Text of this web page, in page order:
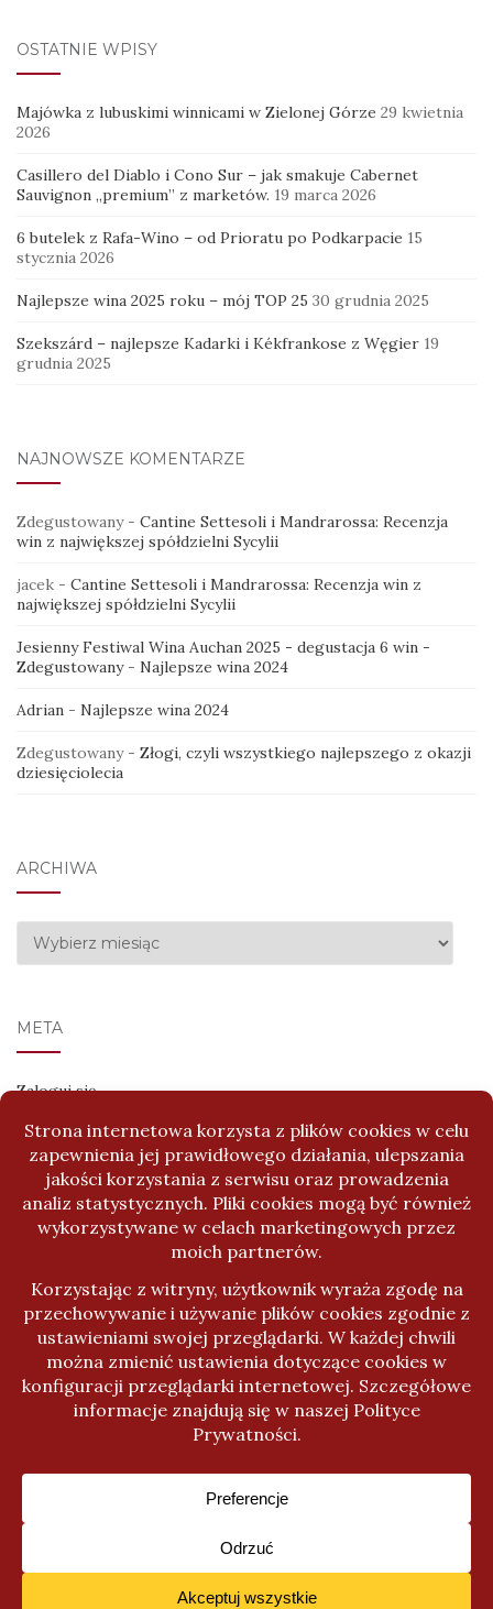
OSTATNIE WPISY
Majówka z lubuskimi winnicami w Zielonej Górze 29 kwietnia
2026
Casillero del Diablo i Cono Sur – jak smakuje Cabernet
Sauvignon „premium” z marketów. 19 marca 2026
6 butelek z Rafa-Wino – od Prioratu po Podkarpacie 15
stycznia 2026
Najlepsze wina 2025 roku – mój TOP 25 30 grudnia 2025
Szekszárd – najlepsze Kadarki i Kékfrankose z Węgier 19
grudnia 2025
NAJNOWSZE KOMENTARZE
Zdegustowany- Cantine Settesoli i Mandrarossa: Recenzja
win z największej spółdzielni Sycylii
jacek - Cantine Settesoli i Mandrarossa: Recenzja win z
największej spółdzielni Sycylii
Jesienny Festiwal Wina Auchan 2025 - degustacja 6 win -
Zdegustowany- Najlepsze wina 2024
Adrian - Najlepsze wina 2024
Zdegustowany- Złogi, czyli wszystkiego najlepszego z okazji
dziesięciolecia
ARCHIWA
Archiwa
META
Zaloguj się
Kanał wpisów
Kanał komentarzy
WordPress.org
Activello Temat stworzony przez Colorlib Napędzany przez
Ta strona wykorzystuje ciasteczka. Nic z nimi nie robię poza
śledzenie ruchu na stronie, ale warto o tym poinformować.